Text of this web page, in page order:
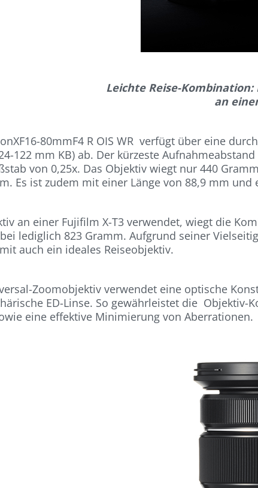
Leichte Reise-Kombination:
an
80mmF4 R OIS WR verfügt über eine
122 mm KB) ab. Der kürzeste
von 0,25x. Das Objektiv wiegt nur 440
Es ist zudem mit einer Länge von 88,9 mm
an einer Fujifilm X-T3 verwendet, wiegt die
lediglich 823 Gramm. Aufgrund seiner
auch ein ideales Reiseobjektiv.
Zoomobjektiv verwendet eine optische
ED-Linse. So gewährleistet die
eine effektive Minimierung von Aberrationen.